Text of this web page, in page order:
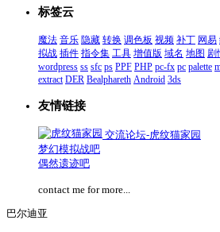
标签云
魔法 音乐 隐藏 转换 调色板 视频 补丁 网易
拟战 插件 指令集 工具 增值版 域名 地图 剧
wordpress ss sfc ps PPF PHP pc-fx pc palette
extract DER Bealphareth Android 3ds
友情链接
交流论坛-虎纹猫家园
梦幻模拟战吧
偶然遗迹吧
contact me for more...
巴尔迪亚